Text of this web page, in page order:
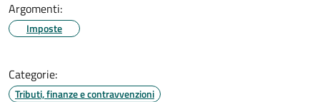
Argomenti:
Imposte
Categorie:
Tributi, finanze e contravvenzioni